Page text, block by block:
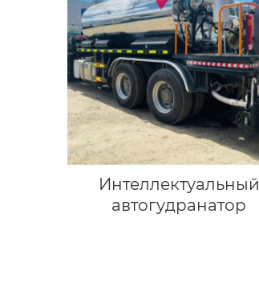
Интеллектуальный
автогудранатор